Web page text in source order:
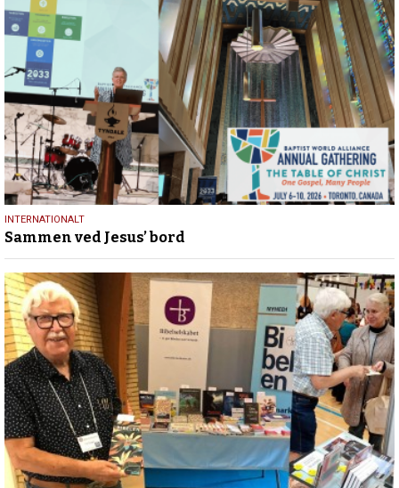
17.
juli
2026
INTERNATIONALT
Sammen ved Jesus’ bord